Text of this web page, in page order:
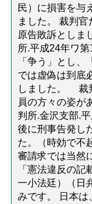
民）に損害を与
ました。 裁判
原告敗訴としま
所.平成24年ワ
「争う」とし、
では虚偽は到底
しました。 裁
員の方々の姿
判所.金沢支部.
後に刑事告発し
た。（時効で不
審請求では当然
「憲法違反の
一小法廷）（日
みです。 日本は